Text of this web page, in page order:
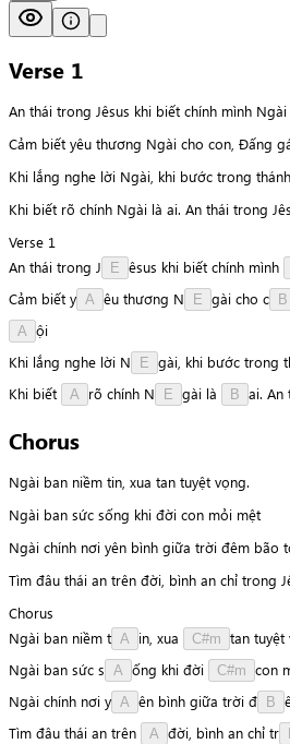
Verse 1
An thái trong Jêsus khi biết chính mình Ngài
Cảm biết yêu thương Ngài cho con, Đấng
Khi lắng nghe lời Ngài, khi bước trong
Khi biết rõ chính Ngài là ai. An thái trong
Verse 1
An thái trong J E êsus khi biết chính mình
Cảm biết y A êu thương N E gài cho c B
A ội
Khi lắng nghe lời N E gài khi bước trong
Khi biết A rõ chính N E gài là B ai. An
Chorus
Ngài ban niềm tin, xua tan tuyệt vọng.
Ngài ban sức sống khi đời con mỏi mệt
Ngài chính nơi yên bình giữa trời đêm bão
Tìm đâu thái an trên đời, bình an chỉ trong
Chorus
Ngài ban niềm t A in xua C#m tan tuyệt
Ngài ban sức s A ống khi đời C#m con
Ngài chính nơi y A ên bình giữa trời đ B
Tìm đâu thái an trên A đời bình an chỉ tr